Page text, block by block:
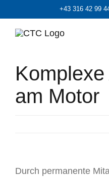
springen
+43 316 42 99
am Motor
Durch permanente